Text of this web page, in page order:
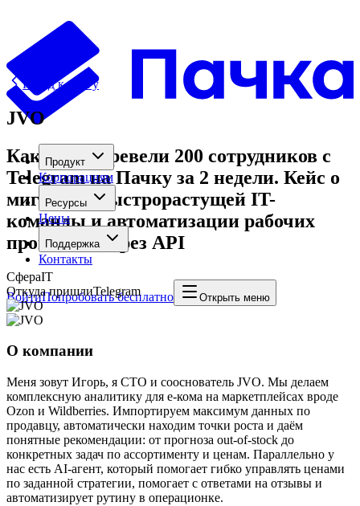
Продукт
Корпорациям
Ресурсы
Цены
Поддержка
Контакты
ВойтиПопробовать бесплатно Открыть меню
Назад к блогу
JVO
Как JVO перевели 200 сотрудников с
Telegram на Пачку за 2 недели. Кейс о
миграции быстрорастущей IT-
команды и автоматизации рабочих
процессов через API
СфераIT
Откуда пришлиTelegram
О компании
Меня зовут Игорь, я CTO и сооснователь JVO. Мы делаем
комплексную аналитику для е-кома на маркетплейсах вроде
Ozon и Wildberries. Импортируем максимум данных по
продавцу, автоматически находим точки роста и даём
понятные рекомендации: от прогноза out-of-stock до
конкретных задач по ассортименту и ценам. Параллельно у
нас есть AI-агент, который помогает гибко управлять ценами
по заданной стратегии, помогает с ответами на отзывы и
автоматизирует рутину в операционке.